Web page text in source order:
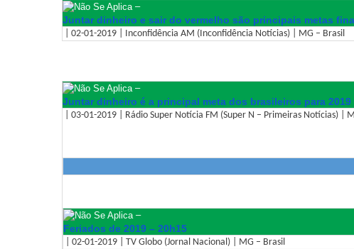
–
Juntar dinheiro e sair do vermelho são principais metas
| 02-01-2019 | Inconfidência AM (Inconfidência Notícias) | MG – Brasil
–
Juntar dinheiro é a principal meta dos brasileiros para 2019
| 03-01-2019 | Rádio Super Notícia FM (Super N – Primeiras Notícias) |
–
Feriados de 2019 – 20h15
| 02-01-2019 | TV Globo (Jornal Nacional) | MG – Brasil